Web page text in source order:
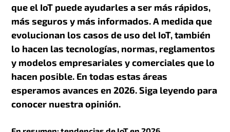
que el IoT puede ayudarles a ser más rápidos,
más seguros y más informados. A medida que
evolucionan los casos de uso del IoT, también
lo hacen las tecnologías, normas, reglamentos
y modelos empresariales y comerciales que lo
hacen posible. En todas estas áreas
esperamos avances en 2026. Siga leyendo para
conocer nuestra opinión.